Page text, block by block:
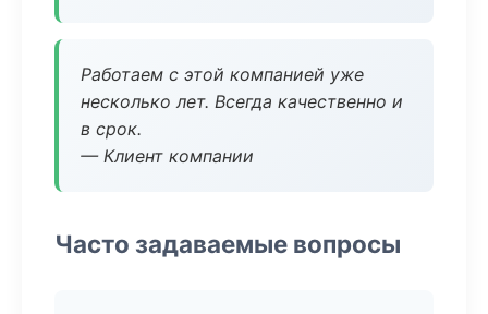
Работаем с этой компанией уже
несколько лет. Всегда качественно и
в срок.
— Клиент компании
Часто задаваемые вопросы